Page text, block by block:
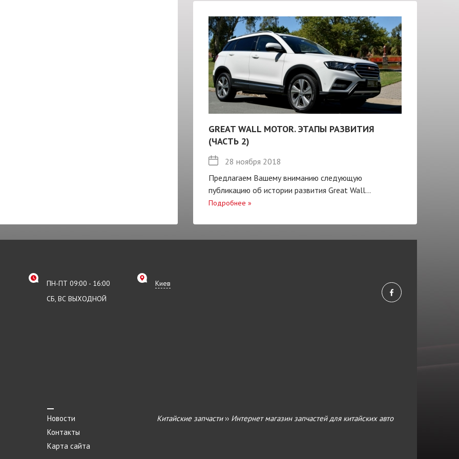
GREAT WALL MOTOR. ЭТАПЫ РАЗВИТИЯ
(ЧАСТЬ 2)
28 ноября 2018
Предлагаем Вашему вниманию следующую
публикацию об истории развития Great Wall...
Подробнее »
ПН-ПТ 09:00 - 16:00
СБ, ВС ВЫХОДНОЙ
Киев
Новости
Контакты
Карта сайта
Китайские запчасти›› Интернет магазин запчастей для китайских авто